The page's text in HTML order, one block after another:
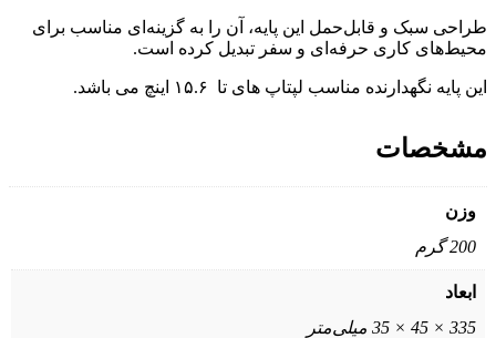
طراحی سبک و قابل‌حمل این پایه، آن را به گزینه‌ای مناسب برای
محیط‌های کاری حرفه‌ای و سفر تبدیل کرده است.
این پایه نگهدارنده مناسب لپتاپ های تا ۱۵.۶ اینچ می باشد.
مشخصات
وزن
200 گرم
ابعاد
335 × 45 × 35 میلی‌متر